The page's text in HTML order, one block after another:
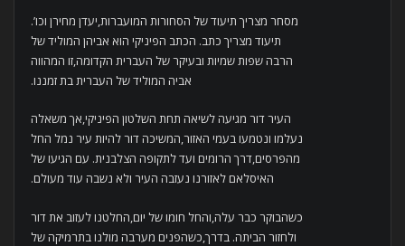
מסחר מצריך תיעוד של הסחורות המועברות,יעדן מחירן וכו’.
תיעוד מצריך כתב. הכתב הפיניקי הוא אביהן המוליד של
הרבה שפות שמיות ובעיקר של העברית הקדומה,זו המהווה
אביה המוליד של העברית בת זמננו.
העיר דור מגיעה לשיאה תחת השלטון הפיניקי,אך משאלה
נעלמו ונטמעו בעמי האזור,המשיכה דור להיות עיר נמל החל
מהפרסים,דרך הרומים ועד לתקופה הצלבנית. עם הגיעו של
האיסלאם לאזורנו נעזבה העיר ולא נשבה עוד מעולם.
כשהבוקר כבר עלה,והחל חומו של יום,החלטנו לעזוב את דור
ולחזור הביתה. בדרך,כשהפנים מערבה מולנו בתרמיקה של